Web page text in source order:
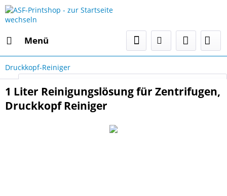
Menü
Select Language
Druckkopf-Reiniger
1 Liter Reinigungslösung für Zentrifugen,
Druckkopf Reiniger